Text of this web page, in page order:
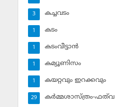
കച്ചവടം
3
കടം
1
കടംവീട്ടാന്‍
1
കമ്യൂണിസം
1
കയറ്റവും ഇറക്കവും
1
കര്‍മ്മശാസ്ത്രം-ഫത്‌വ
29